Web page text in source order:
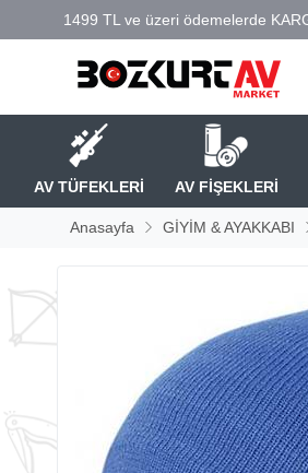
AV TÜFEKLERİ AV FİŞEKLERİ
Anasayfa GİYİM & AYAKKABI